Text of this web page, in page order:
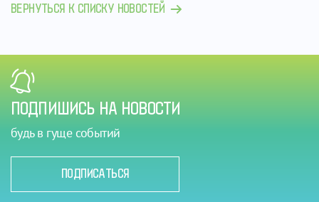
ВЕРНУТЬСЯ К СПИСКУ НОВОСТЕЙ
ПОДПИШИСЬ НА НОВОСТИ
будь в гуще событий
ПОДПИСАТЬСЯ